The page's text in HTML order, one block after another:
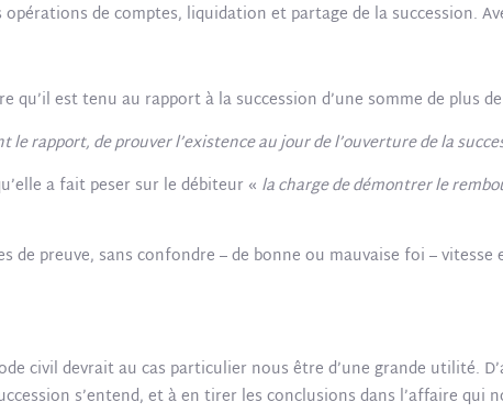
de comptes, liquidation et partage de la succession.
est tenu au rapport à la succession d’une somme de plus
rapport, de prouver l’existence au jour de l’ouverture de la
a fait peser sur le débiteur « la charge de démontrer le
de preuve, sans confondre – de bonne ou mauvaise foi –
civil devrait au cas particulier nous être d’une grande utilité.
s’entend, et à en tirer les conclusions dans l’affaire qui